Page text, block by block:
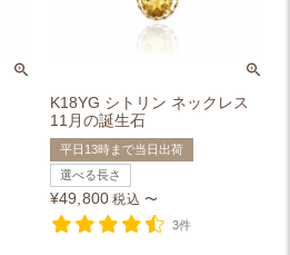
K18YG シトリン ネックレス
11月の誕生石
平日13時まで当日出荷
選べる長さ
¥49,800 税込 〜
3件